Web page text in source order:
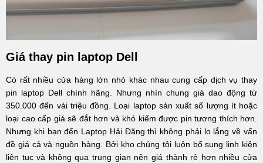
Giá thay pin laptop Dell
Có rất nhiều cửa hàng lớn nhỏ khác nhau cung cấp dịch vụ thay
pin laptop Dell chính hãng. Nhưng nhìn chung giá dao động từ
350.000 đến vài triệu đồng. Loại laptop sản xuất số lượng ít hoặc
loại cao cấp giá sẽ đắt hơn và khó kiếm được pin tương thích hơn.
Nhưng khi bạn đến Laptop Hải Đăng thì không phải lo lắng về vấn
đề giá cả và nguồn hàng. Bởi kho chúng tôi luôn bổ sung linh kiện
liên tục và không qua trung gian nên giá thành rẻ hơn nhiều cửa